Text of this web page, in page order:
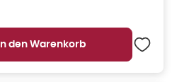
In den Warenkorb